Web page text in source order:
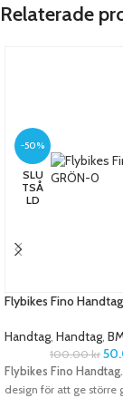
Relaterade
-50%
SLU
TSÅ
LD
Flybikes Fino
Handtag Handtag
100.00kr
Flybikes Fino Handtag.
design för att ge större